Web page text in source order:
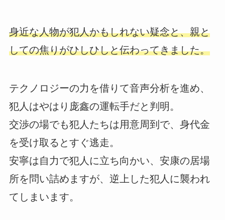
身近な人物が犯人かもしれない疑念と、親と
しての焦りがひしひしと伝わってきました。
テクノロジーの力を借りて音声分析を進め、
犯人はやはり庞鑫の運転手だと判明。
交渉の場でも犯人たちは用意周到で、身代金
を受け取るとすぐ逃走。
安寧は自力で犯人に立ち向かい、安康の居場
所を問い詰めますが、逆上した犯人に襲われ
てしまいます。